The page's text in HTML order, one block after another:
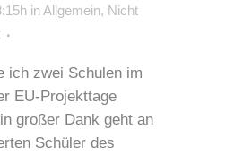
inAllgemein, Nicht
ich zwei Schulen im
EU-Projekttage
großer Dank geht an
Schüler des